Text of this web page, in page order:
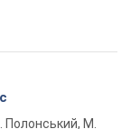
Полонський, М.